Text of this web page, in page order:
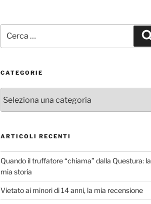
CATEGORIE
ARTICOLI RECENTI
Quando il truffatore “chiama” dalla Questura: la
mia storia
Vietato ai minori di 14 anni, la mia recensione